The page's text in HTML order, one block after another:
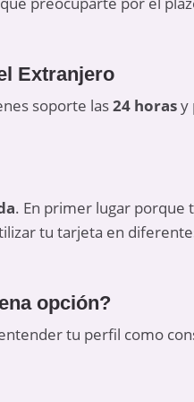
Extranjero
soporte las24 horasy
. En primer lugar porque
tu tarjeta en
opción?
tu perfil como